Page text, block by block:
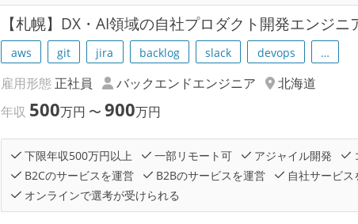
【札幌】DX・AI領域の自社プロダクト開発エンジニ
aws git jira backlog slack devops …
雇用形態 正社員 バックエンドエンジニア
北海道
年収 500万円 〜900万円
下限年収500万円以上 一部リモート可 アジャイル開発
B2Cのサービスを運営
B2Bのサービスを運営
自社サービス
オンラインで選考が受けられる